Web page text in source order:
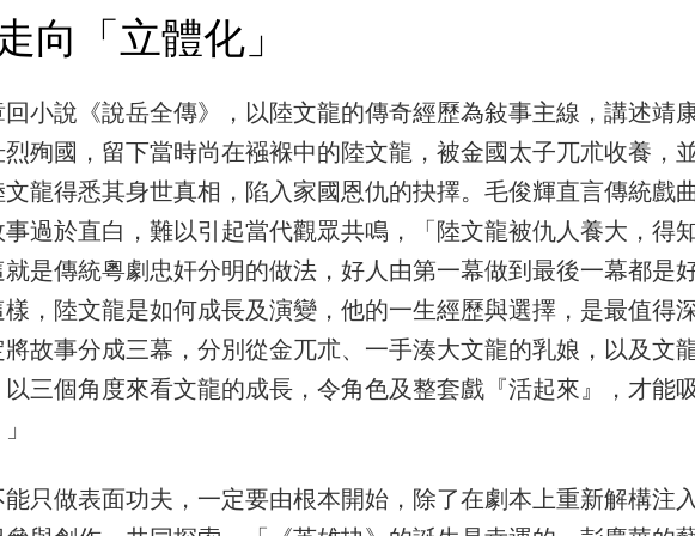
向「立體化」
回小說《說岳全傳》，以陸文龍的傳奇經歷為敍事主線，講述靖
殉國，留下當時尚在襁褓中的陸文龍，被金國太子兀朮收養，
龍得悉其身世真相，陷入家國恩仇的抉擇。毛俊輝直言傳統戲
過於直白，難以引起當代觀眾共鳴，「陸文龍被仇人養大，得
是傳統粵劇忠奸分明的做法，好人由第一幕做到最後一幕都是
，陸文龍是如何成長及演變，他的一生經歷與選擇，是最值得
故事分成三幕，分別從金兀朮、一手湊大文龍的乳娘，以及文
三個角度來看文龍的成長，令角色及整套戲『活起來』，才能
只做表面功夫，一定要由根本開始，除了在劇本上重新解構注入